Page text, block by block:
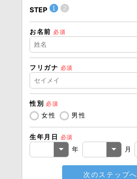
STEP ❶❷
お名前 必須
フリガナ 必須
性別 必須
女性 男性
生年月日 必須
年 月
次のステップへ